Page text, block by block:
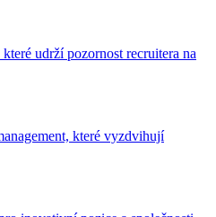
udrží pozornost recruitera na
které vyzdvihují